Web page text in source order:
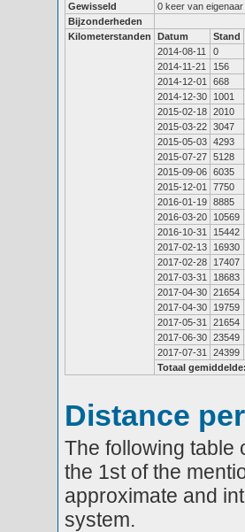
Gewisseld
0 keer van eigenaar
Bijzonderheden
Kilometerstanden
Datum Stand
2014-08-11
0
2014-11-21
156
2014-12-01
668
2014-12-30
1001
2015-02-18 2010
2015-03-22 3047
2015-05-03 4293
2015-07-27 5128
2015-09-06 6035
2015-12-01
7750
2016-01-19 8885
2016-03-20
10569
2016-10-31
15442
2017-02-13
16930
2017-02-28
17407
2017-03-31
18683
2017-04-30 21654
2017-04-30
19759
2017-05-31
21654
2017-06-30 23549
2017-07-31
24399
Totaal gemiddelde:
Distance
The following table
the 1st of the
approximate and
system.